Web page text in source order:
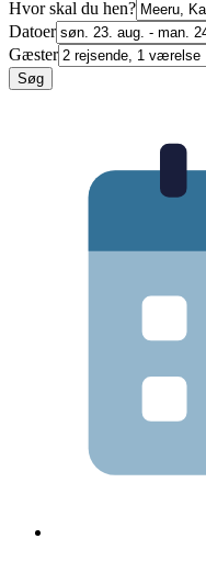
Hvor skal du hen?
Datoer
Gæster
Søg